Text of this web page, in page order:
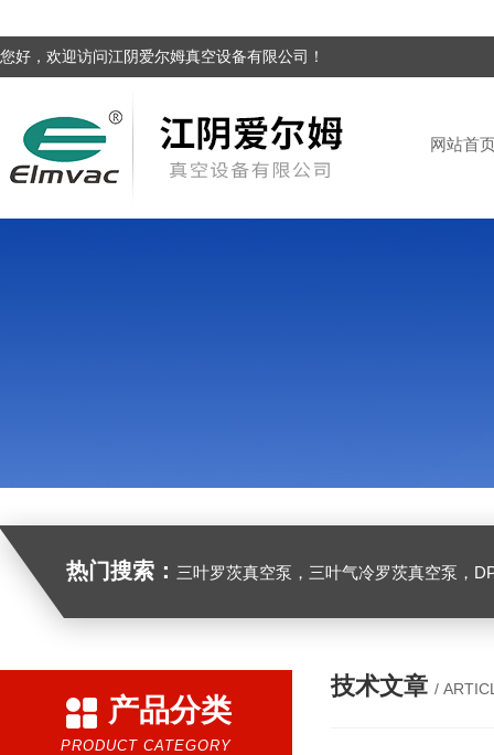
您好，欢迎访问江阴爱尔姆真空设备有限公司！
网站首
热门搜索： 三叶罗茨真空泵，三叶气冷罗茨真空泵，
产品分类
PRODUCT CATEGORY
技术文章 /